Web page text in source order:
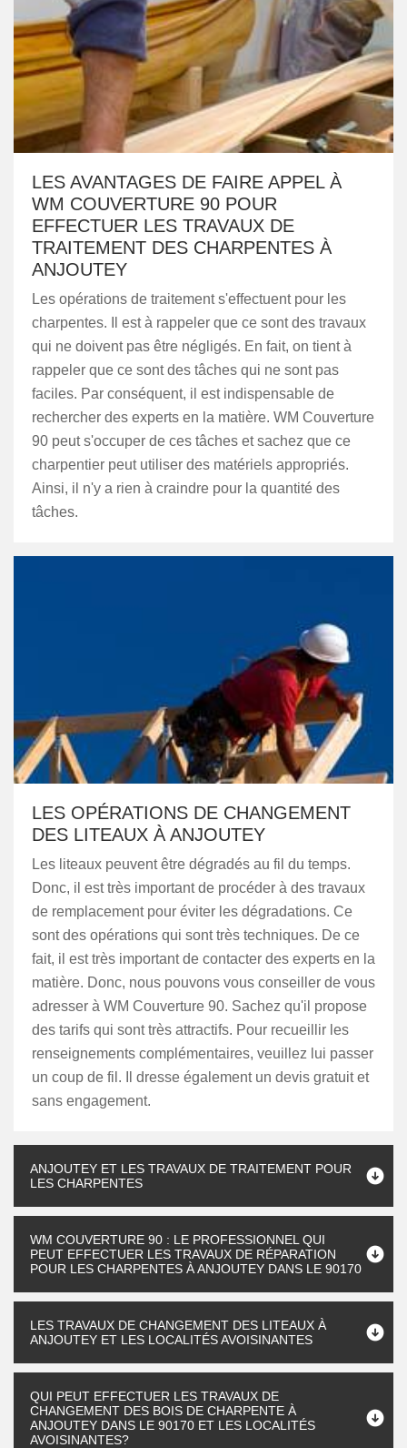
LES AVANTAGES DE FAIRE APPEL À
WM COUVERTURE 90 POUR
EFFECTUER LES TRAVAUX DE
TRAITEMENT DES CHARPENTES À
ANJOUTEY
Les opérations de traitement s'effectuent pour les
charpentes. Il est à rappeler que ce sont des travaux
qui ne doivent pas être négligés. En fait, on tient à
rappeler que ce sont des tâches qui ne sont pas
faciles. Par conséquent, il est indispensable de
rechercher des experts en la matière. WM Couverture
90 peut s'occuper de ces tâches et sachez que ce
charpentier peut utiliser des matériels appropriés.
Ainsi, il n'y a rien à craindre pour la quantité des
tâches.
LES OPÉRATIONS DE CHANGEMENT
DES LITEAUX À ANJOUTEY
Les liteaux peuvent être dégradés au fil du temps.
Donc, il est très important de procéder à des travaux
de remplacement pour éviter les dégradations. Ce
sont des opérations qui sont très techniques. De ce
fait, il est très important de contacter des experts en la
matière. Donc, nous pouvons vous conseiller de vous
adresser à WM Couverture 90. Sachez qu'il propose
des tarifs qui sont très attractifs. Pour recueillir les
renseignements complémentaires, veuillez lui passer
un coup de fil. Il dresse également un devis gratuit et
sans engagement.
ANJOUTEY ET LES TRAVAUX DE TRAITEMENT POUR
LES CHARPENTES
WM COUVERTURE 90 : LE PROFESSIONNEL QUI
PEUT EFFECTUER LES TRAVAUX DE RÉPARATION
POUR LES CHARPENTES À ANJOUTEY DANS LE 90170
LES TRAVAUX DE CHANGEMENT DES LITEAUX À
ANJOUTEY ET LES LOCALITÉS AVOISINANTES
QUI PEUT EFFECTUER LES TRAVAUX DE
CHANGEMENT DES BOIS DE CHARPENTE À
ANJOUTEY DANS LE 90170 ET LES LOCALITÉS
AVOISINANTES?